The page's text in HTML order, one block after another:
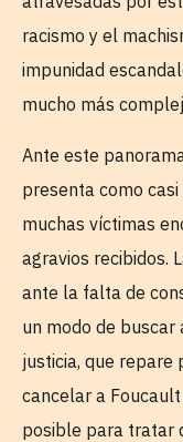
racismo y el
impunidad
mucho más
Ante este
presenta como
muchas víctimas
agravios recibidos.
ante la falta de
un modo de
justicia, que repare
cancelar a
posible para tratar